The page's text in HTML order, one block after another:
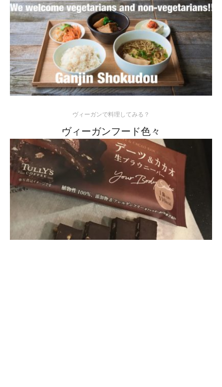
ヴィーガンで料理してみる？
ヴィーガンフード色々